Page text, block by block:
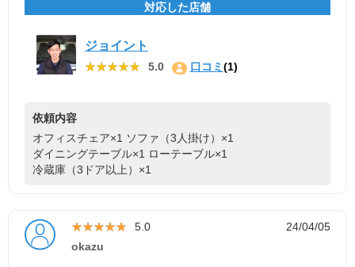
対応した店舗
ジョイント
★★★★★
★★★★★ 5.0 口コミ(1)
依頼内容
オフィスチェア×1 ソファ（3人掛け）×1
ダイニングテーブル×1 ローテーブル×1
冷蔵庫（3ドア以上）×1
★★★★★
★★★★★ 5.0
24/04/05
okazu